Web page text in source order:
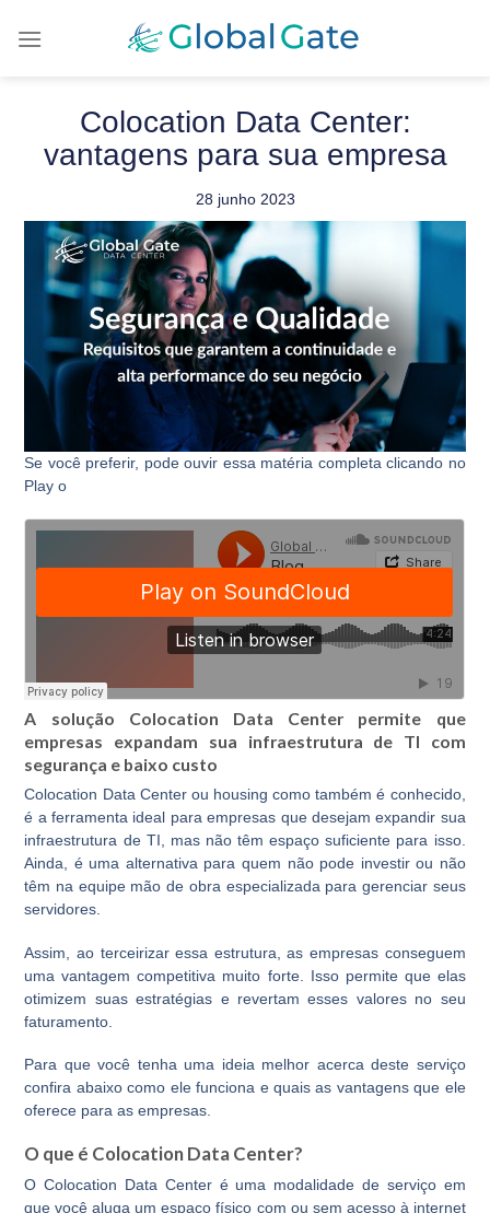
Colocation Data Center:
vantagens para sua empresa
28 junho 2023
Se você preferir, pode ouvir essa matéria completa clicando no
Play o
A solução Colocation Data Center permite que
empresas expandam sua infraestrutura de TI com
segurança e baixo custo
Colocation Data Center ou housing como também é conhecido,
é a ferramenta ideal para empresas que desejam expandir sua
infraestrutura de TI, mas não têm espaço suficiente para isso.
Ainda, é uma alternativa para quem não pode investir ou não
têm na equipe mão de obra especializada para gerenciar seus
servidores.
Assim, ao terceirizar essa estrutura, as empresas conseguem
umavantagem competitiva muito forte. Isso permite que elas
otimizem suas estratégias e revertam esses valores no seu
faturamento.
Para que você tenha uma ideia melhor acerca deste serviço
confira abaixo como ele funciona e quais as vantagens que ele
oferece para as empresas.
O que é Colocation Data Center?
O Colocation Data Center é uma modalidade de serviço em
que vocêaluga um espaço físico com ou sem acesso à internet